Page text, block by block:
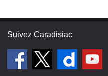
Suivez Caradisiac